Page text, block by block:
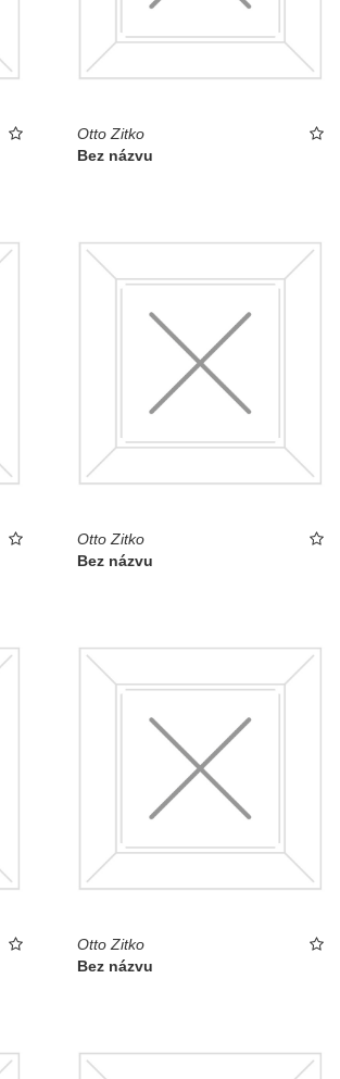
Otto Zitko
Bez názvu
Otto Zitko
Bez názvu
Otto Zitko
Bez názvu